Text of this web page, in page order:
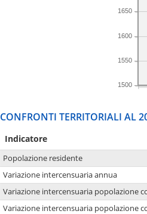
1500
1550
1600
1650
CONFRONTI TERRITORIALI AL
Indicatore
Popolazione residente
Variazione intercensuaria annua
Variazione intercensuaria popolazione
Variazione intercensuaria popolazione